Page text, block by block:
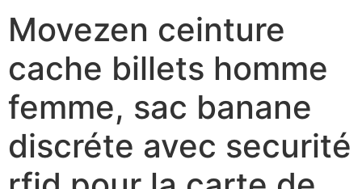
Movezen ceinture
cache billets homme
femme, sac banane
discréte avec securité